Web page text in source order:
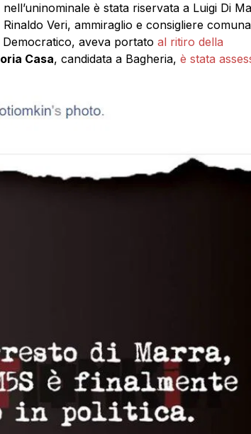
è stata riservata a Luigi Di
Veri, ammiraglio e consigliere
aveva portato al ritiro della
Casa, candidata a Bagheria, è stata